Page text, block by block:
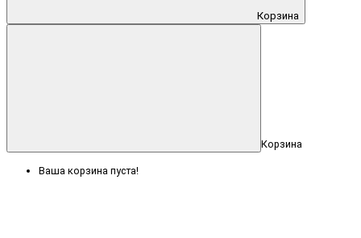
Корзина
Корзина
Ваша корзина пуста!